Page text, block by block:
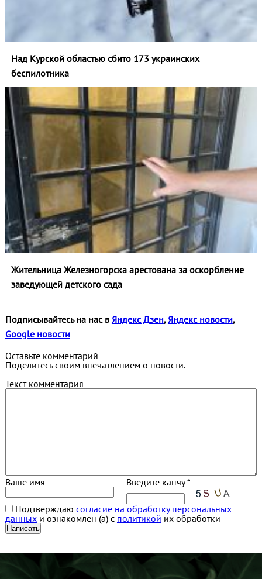
Над Курской областью сбито 173 украинских
беспилотника
Жительница Железногорска арестована за оскорбление
заведующей детского сада
Подписывайтесь на нас в Яндекс Дзен, Яндекс новости,
Google новости
Оставьте комментарий
Поделитесь своим впечатлением о новости.
Текст комментария
Ваше имя Введите капчу *
Подтверждаю согласие на обработку персональных
данныхи ознакомлен (а) с политикой их обработки